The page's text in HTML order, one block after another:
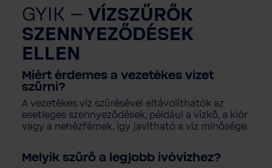
GYIK – VÍZSZŰRŐK
SZENNYEZŐDÉSEK
ELLEN
Miért érdemes a vezetékes vizet
szűrni?
A vezetékes víz szűrésével eltávolíthatók az
esetleges szennyeződések, például a vízkő, a klór
vagy a nehézfémek, így javítható a víz minősége.
Melyik szűrő a legjobb ivóvízhez?